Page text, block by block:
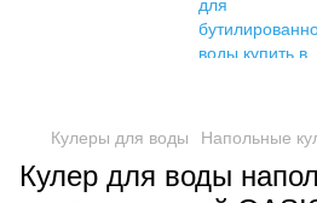
Кулеры для воды Напольные
Кулер для воды